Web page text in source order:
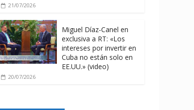
21/07/2026
Miguel Díaz-Canel en
exclusiva a RT: «Los
intereses por invertir en
Cuba no están solo en
EE.UU.» (video)
20/07/2026